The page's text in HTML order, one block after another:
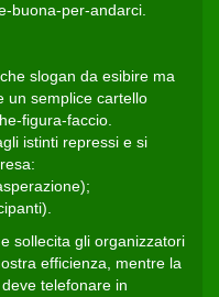
buona-per-andarci.
slogan da esibire ma
un semplice cartello
figura-faccio.
istinti repressi e si
sollecita gli organizzatori
efficienza, mentre la
telefonare in